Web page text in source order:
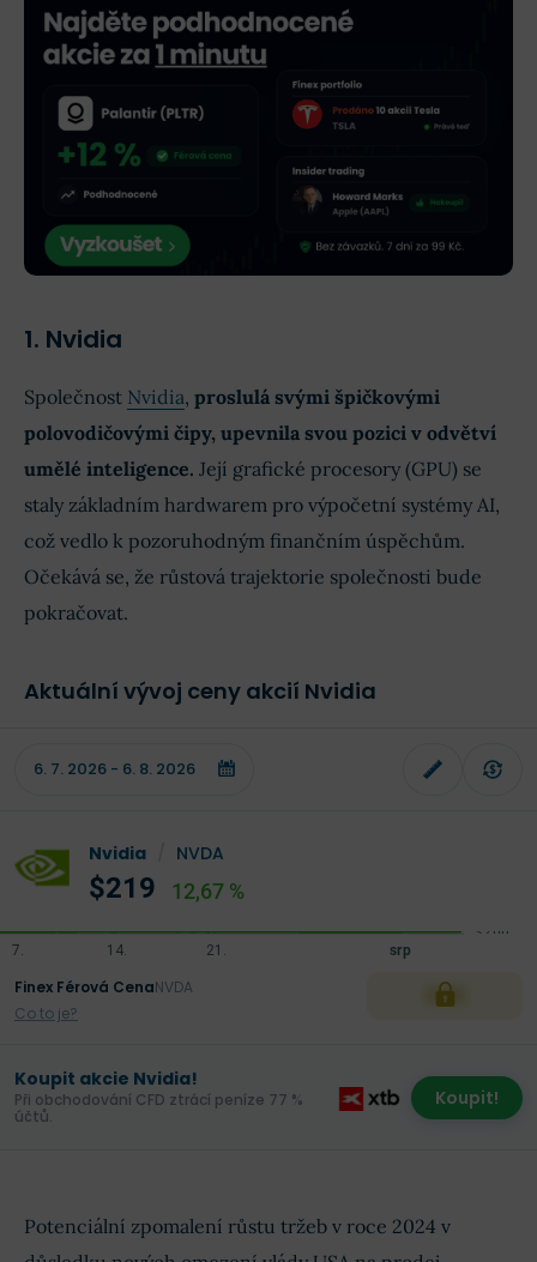
1. Nvidia
Společnost Nvidia, proslulá svými špičkovými
polovodičovými čipy, upevnila svou pozici v odvětví
umělé inteligence. Její grafické procesory (GPU) se
staly základním hardwarem pro výpočetní systémy AI,
což vedlo k pozoruhodným finančním úspěchům.
Očekává se, že růstová trajektorie společnosti bude
pokračovat.
Aktuální vývoj ceny akcií Nvidia
Nvidia NVDA
$219 12,67 %
Finex Férová CenaNVDA
Co to je?
XXX
Koupit akcie Nvidia!
Při obchodování CFD ztrácí peníze 77 %
účtů.
Koupit!
Potenciální zpomalení růstu tržeb v roce 2024 v